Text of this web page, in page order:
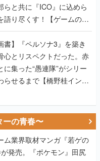
らと共に『ICO』に込めら
語り尽くす！【ゲームの企
書】『ペルソナ3』を築き
心とリスペクトだった。赤
に集った“愚連隊”がシリー
らせるまで【橋野桂インタ
ーの青春〜
ム業界取材マンガ『若ゲの
発売。『ポケモン』田尻